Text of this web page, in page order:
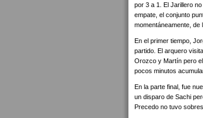
por 3 a 1. El Jarillero
empate, el conjunto
momentáneamente, de
En el primer tiempo,
partido. El arquero
Orozco y Martín pero
pocos minutos
En la parte final, fue
un disparo de Sachi
Precedo no tuvo